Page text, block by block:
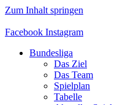
Zum Inhalt springen
Facebook Instagram
Bundesliga
Das Ziel
Das Team
Spielplan
Tabelle